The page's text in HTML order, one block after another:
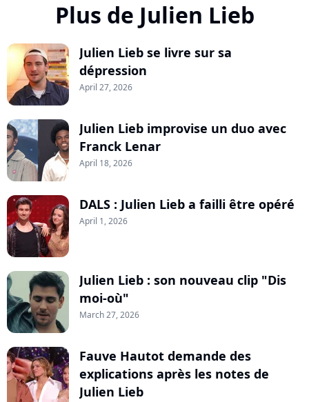
Plus de Julien Lieb
Julien Lieb se livre sur sa
dépression
April 27, 2026
Julien Lieb improvise un duo avec
Franck Lenar
April 18, 2026
DALS : Julien Lieb a failli être opéré
April 1, 2026
Julien Lieb : son nouveau clip "Dis
moi-où"
March 27, 2026
Fauve Hautot demande des
explications après les notes de
Julien Lieb